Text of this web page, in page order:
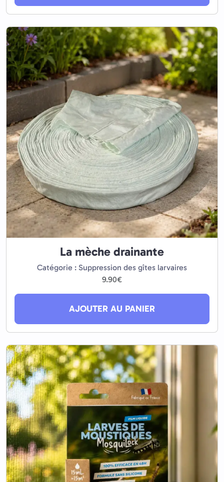
La mèche drainante
Catégorie : Suppression des gîtes larvaires
9.90€
AJOUTER AU PANIER